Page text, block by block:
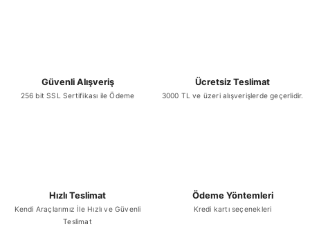
Güvenli Alışveriş
256 bit SSL Sertifikası ile Ödeme
Ücretsiz Teslimat
3000 TL ve üzeri alışverişlerde geçerlidir.
Hızlı Teslimat
Kendi Araçlarımız İle Hızlı ve Güvenli
Teslimat
Ödeme Yöntemleri
Kredi kartı seçenekleri